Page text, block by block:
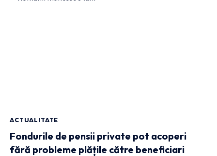
ACTUALITATE
Fondurile de pensii private pot acoperi
fără probleme plățile către beneficiari